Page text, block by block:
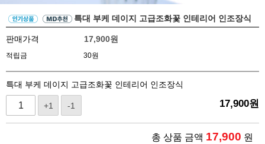
특대 부케 데이지 고급조화꽃 인테리어 인조장식
판매가격 17,900원
적립금 30원
특대 부케 데이지 고급조화꽃 인테리어 인조장식
+1 -1 17,900원
총 상품 금액 17,900 원